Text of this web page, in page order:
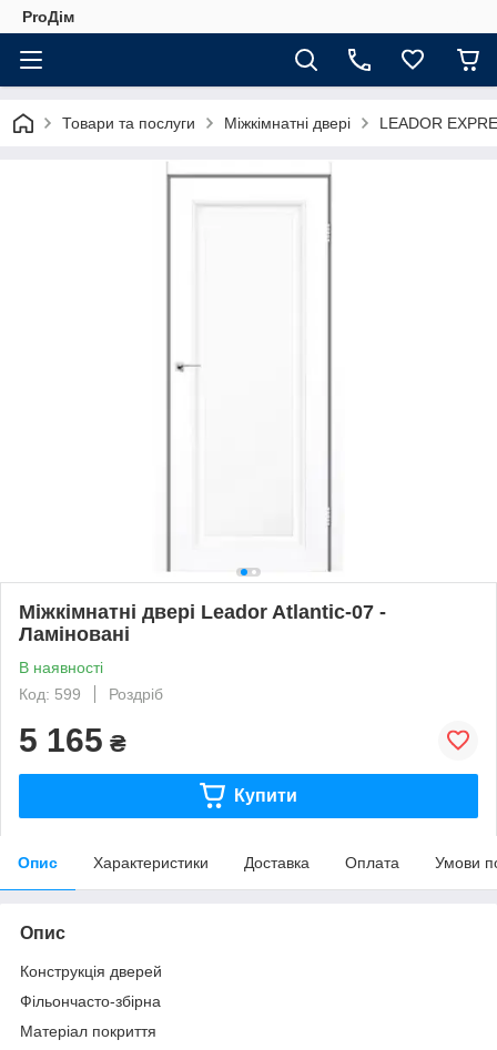
ProДім
Товари та послуги Міжкімнатні двері LEADOR
Міжкімнатні двері Leador Atlantic-07 -
Ламіновані
В наявності
Код: 599
Роздріб
5 165 ₴
Купити
Опис Характеристики Доставка Оплата Умови
Опис
Конструкція дверей
Фільончасто-збірна
Матеріал покриття